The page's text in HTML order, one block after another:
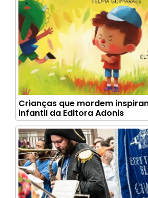
Crianças que mordem
infantil da Editora Adonis